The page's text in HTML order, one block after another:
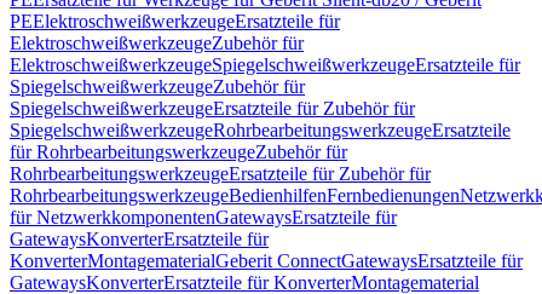
PEElektroschweißwerkzeugeErsatzteile für
ElektroschweißwerkzeugeZubehör für
ElektroschweißwerkzeugeSpiegelschweißwerkzeugeErsatzteile für
SpiegelschweißwerkzeugeZubehör für
SpiegelschweißwerkzeugeErsatzteile für Zubehör für
SpiegelschweißwerkzeugeRohrbearbeitungswerkzeugeErsatzteile
für RohrbearbeitungswerkzeugeZubehör für
RohrbearbeitungswerkzeugeErsatzteile für Zubehör für
RohrbearbeitungswerkzeugeBedienhilfenFernbedienungen
für NetzwerkkomponentenGatewaysErsatzteile für
GatewaysKonverterErsatzteile für
KonverterMontagematerialGeberit ConnectGatewaysErsatzteile für
GatewaysKonverterErsatzteile für KonverterMontagematerial